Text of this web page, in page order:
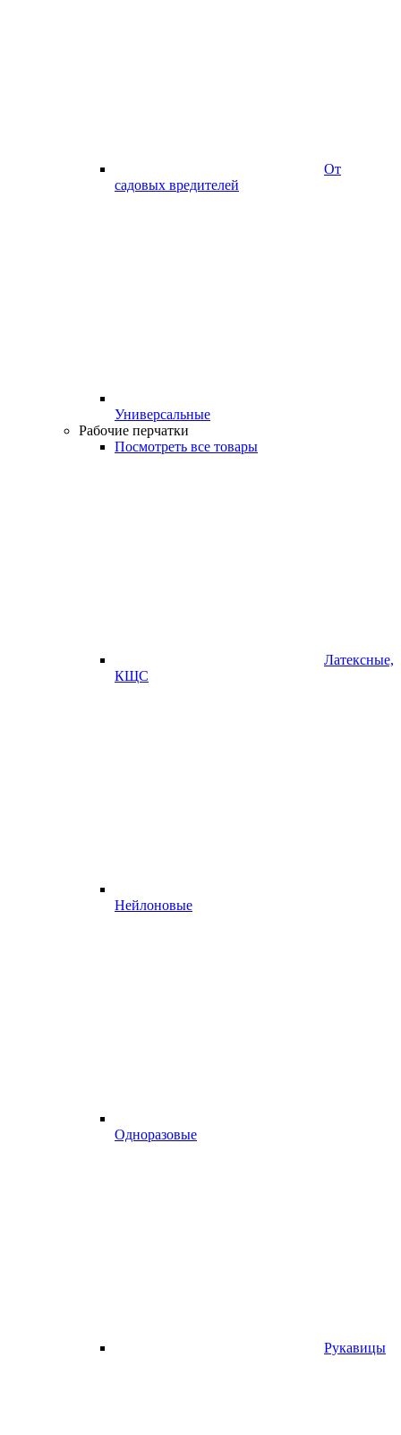
От
садовых вредителей
Универсальные
Рабочие перчатки
Посмотреть все товары
Латексные,
КЩС
Нейлоновые
Одноразовые
Рукавицы